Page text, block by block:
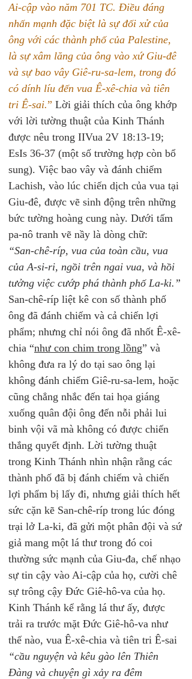
Ai-cập vào năm 701 TC. Điều đáng
nhấn mạnh đặc biệt là sự đối xử của
ông với các thành phố của Palestine,
là sự xâm lăng của ông vào xứ Giu-đê
và sự bao vây Giê-ru-sa-lem, trong đó
có dính líu đến vua Ê-xê-chia và tiên
tri Ê-sai.” Lời giải thích của ông khớp
với lời tường thuật của Kinh Thánh
được nêu trong IIVua 2V 18:13-19;
EsIs 36-37 (một số trường hợp còn bổ
sung). Việc bao vây và đánh chiếm
Lachish, vào lúc chiến dịch của vua tại
Giu-đê, được vẽ sinh động trên những
bức tường hoàng cung này. Dưới tấm
pa-nô tranh vẽ nầy là dòng chữ:
“San-chê-ríp, vua của toàn cầu, vua
của A-si-ri, ngồi trên ngai vua, và hồi
tưởng việc cướp phá thành phố La-ki.”
San-chê-ríp liệt kê con số thành phố
ông đã đánh chiếm và cả chiến lợi
phẩm; nhưng chỉ nói ông đã nhốt Ê-xê-
chia “như con chim trong lồng” và
không đưa ra lý do tại sao ông lại
không đánh chiếm Giê-ru-sa-lem, hoặc
cũng chẳng nhắc đến tai họa giáng
xuống quân đội ông đến nỗi phải lui
binh vội vã mà không có được chiến
thắng quyết định. Lời tường thuật
trong Kinh Thánh nhìn nhận rằng các
thành phố đã bị đánh chiếm và chiến
lợi phẩm bị lấy đi, nhưng giải thích hết
sức cặn kẽ San-chê-ríp trong lúc đóng
trại lở La-ki, đã gửi một phân đội và sứ
giả mang một lá thư trong đó coi
thường sức mạnh của Giu-đa, chế nhạo
sự tin cậy vào Ai-cập của họ, cười chê
sự trông cậy Đức Giê-hô-va của họ.
Kinh Thánh kể rằng lá thư ấy, được
trải ra trước mặt Đức Giê-hô-va như
thế nào, vua Ê-xê-chia và tiên tri Ê-sai
“cầu nguyện và kêu gào lên Thiên
Đàng và chuyện gì xảy ra đêm